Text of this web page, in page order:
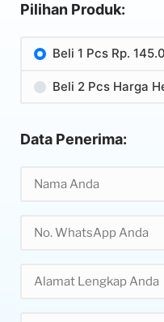
Pilihan Produk:
Beli 1 Pcs Rp.
Beli 2 Pcs Harga
Data Penerima: